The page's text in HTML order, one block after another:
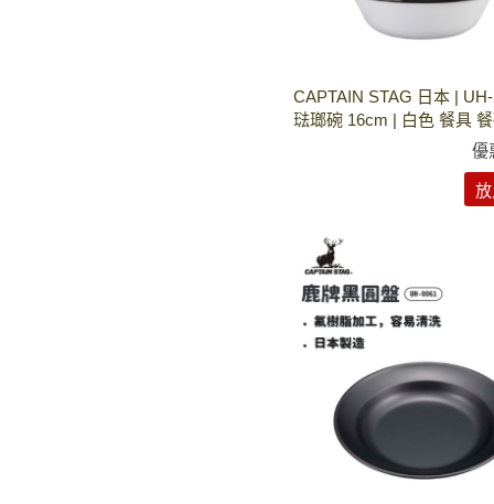
CAPTAIN STAG 日本 |
琺瑯碗 16cm | 白色 餐具
優